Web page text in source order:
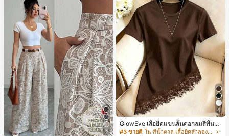
5
4
GlowEve เสื้อยืดแขนสั้นคอกลมสีพื้นลำ
ลองอเนกประสงค์สำหรับผู้หญิง
#3 ขายดี
ใน สีน้ำตาล เสื้อยืดลำลองพื้นฐาน